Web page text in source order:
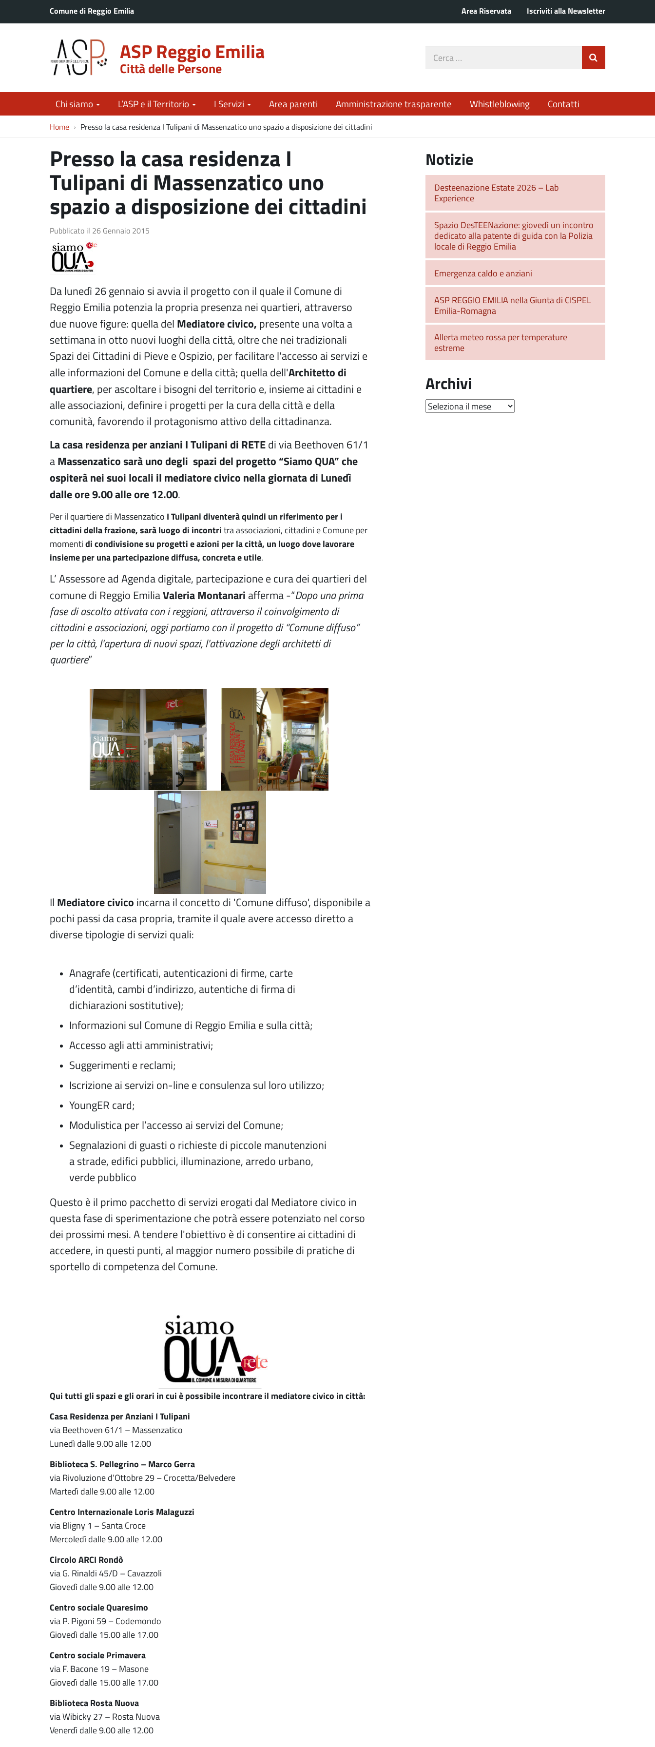
Comune di Reggio Emilia Area Riservata Iscriviti alla Newsletter
ASP Reggio Emilia
Città delle Persone
Cerca
Chi siamo L’ASP e il Territorio I Servizi Area parenti Amministrazione trasparente Whistleblowing Contatti
Home Presso la casa residenza I Tulipani di Massenzatico uno spazio a disposizione dei cittadini
Presso la casa residenza I
Tulipani di Massenzatico uno
spazio a disposizione dei cittadini
Pubblicato il 26 Gennaio 2015
Da lunedì 26 gennaio si avvia il progetto con il quale il Comune di
Reggio Emilia potenzia la propria presenza nei quartieri, attraverso
due nuove figure: quella del Mediatore civico, presente una volta a
settimana in otto nuovi luoghi della città, oltre che nei tradizionali
Spazi dei Cittadini di Pieve e Ospizio, per facilitare l'accesso ai servizi e
alle informazioni del Comune e della città; quella dell'Architetto di
quartiere, per ascoltare i bisogni del territorio e, insieme ai cittadini e
alle associazioni, definire i progetti per la cura della città e della
comunità, favorendo il protagonismo attivo della cittadinanza.
La casa residenza per anziani I Tulipani di RETE di via Beethoven 61/1
a Massenzatico sarà uno degli spazi del progetto “Siamo QUA” che
ospiterà nei suoi locali il mediatore civico nella giornata di Lunedì
dalle ore 9.00 alle ore 12.00.
Per il quartiere di Massenzatico I Tulipani diventerà quindi un riferimento per i
cittadini della frazione, sarà luogo di incontri tra associazioni, cittadini e Comune per
momenti di condivisione su progetti e azioni per la città, un luogo dove lavorare
insieme per una partecipazione diffusa, concreta e utile.
L’ Assessore ad Agenda digitale, partecipazione e cura dei quartieri del
comune di Reggio EmiliaValeria Montanari afferma -“Dopo una prima
fase di ascolto attivata con i reggiani, attraverso il coinvolgimento di
cittadini e associazioni, oggi partiamo con il progetto di “Comune diffuso”
per la città, l'apertura di nuovi spazi, l'attivazione degli architetti di
quartiere”
Il Mediatore civico incarna il concetto di 'Comune diffuso', disponibile a
pochi passi da casa propria, tramite il quale avere accesso diretto a
diverse tipologie di servizi quali:
Anagrafe (certificati, autenticazioni di firme, carte
d’identità, cambi d’indirizzo, autentiche di firma di
dichiarazioni sostitutive);
Informazioni sul Comune di Reggio Emilia e sulla città;
Accesso agli atti amministrativi;
Suggerimenti e reclami;
Iscrizione ai servizi on-line e consulenza sul loro utilizzo;
YoungER card;
Modulistica per l’accesso ai servizi del Comune;
Segnalazioni di guasti o richieste di piccole manutenzioni
a strade, edifici pubblici, illuminazione, arredo urbano,
verde pubblico
Questo è il primo pacchetto di servizi erogati dal Mediatore civico in
questa fase di sperimentazione che potrà essere potenziato nel corso
dei prossimi mesi. A tendere l'obiettivo è di consentire ai cittadini di
accedere, in questi punti, al maggior numero possibile di pratiche di
sportello di competenza del Comune.
Qui tutti gli spazi e gli orari in cui è possibile incontrare il mediatore civico in città:
Casa Residenza per Anziani I Tulipani
via Beethoven 61/1 – Massenzatico
Lunedì dalle 9.00 alle 12.00
Biblioteca S. Pellegrino – Marco Gerra
via Rivoluzione d’Ottobre 29 – Crocetta/Belvedere
Martedì dalle 9.00 alle 12.00
Centro Internazionale Loris Malaguzzi
via Bligny 1 – Santa Croce
Mercoledì dalle 9.00 alle 12.00
Circolo ARCI Rondò
via G. Rinaldi 45/D – Cavazzoli
Giovedì dalle 9.00 alle 12.00
Centro sociale Quaresimo
via P. Pigoni 59 – Codemondo
Giovedì dalle 15.00 alle 17.00
Centro sociale Primavera
via F. Bacone 19 – Masone
Giovedì dalle 15.00 alle 17.00
Biblioteca Rosta Nuova
via Wibicky 27 – Rosta Nuova
Venerdì dalle 9.00 alle 12.00
Notizie
Desteenazione Estate 2026 – Lab
Experience
Spazio DesTEENazione: giovedì un incontro
dedicato alla patente di guida con la Polizia
locale di Reggio Emilia
Emergenza caldo e anziani
ASP REGGIO EMILIA nella Giunta di CISPEL
Emilia-Romagna
Allerta meteo rossa per temperature
estreme
Archivi
Archivi